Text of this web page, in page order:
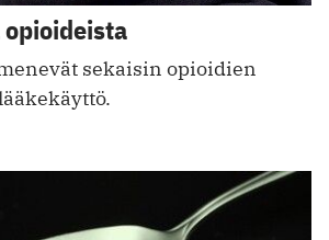
sekaisin opioidien